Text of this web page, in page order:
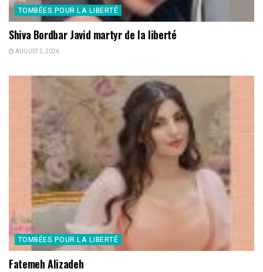
TOMBÉES POUR LA LIBERTÉ
Shiva Bordbar Javid martyr de la liberté
AUGUST 5, 2026
TOMBÉES POUR LA LIBERTÉ
Fatemeh Alizadeh